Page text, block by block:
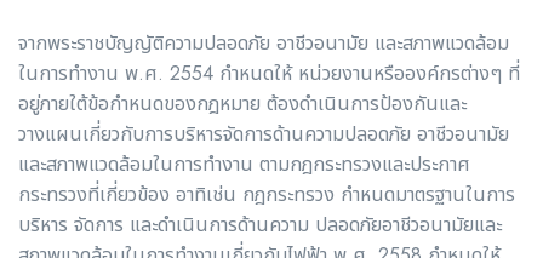
จากพระราชบัญญัติความปลอดภัย อาชีวอนามัย และสภาพแวดล้อม
ในการทำงาน พ.ศ. 2554 กำหนดให้ หน่วยงานหรือองค์กรต่างๆ ที่
อยู่ภายใต้ข้อกำหนดของกฎหมาย ต้องดำเนินการป้องกันและ
วางแผนเกี่ยวกับการบริหารจัดการด้านความปลอดภัย อาชีวอนามัย
และสภาพแวดล้อมในการทำงาน ตามกฎกระทรวงและประกาศ
กระทรวงที่เกี่ยวข้อง อาทิเช่น กฎกระทรวง กำหนดมาตรฐานในการ
บริหาร จัดการ และดำเนินการด้านความ ปลอดภัยอาชีวอนามัยและ